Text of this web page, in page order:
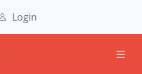
Login